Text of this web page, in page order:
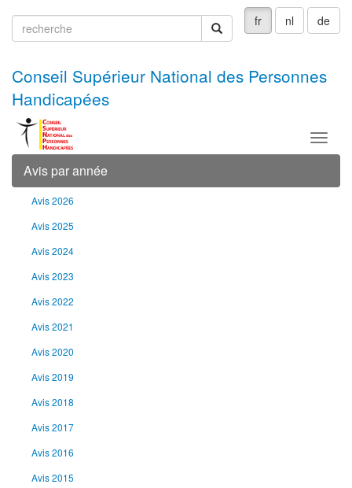
fr nl de
recherche
Conseil Supérieur National des Personnes
Handicapées
Menu
Avis par année
Avis 2026
Avis 2025
Avis 2024
Avis 2023
Avis 2022
Avis 2021
Avis 2020
Avis 2019
Avis 2018
Avis 2017
Avis 2016
Avis 2015